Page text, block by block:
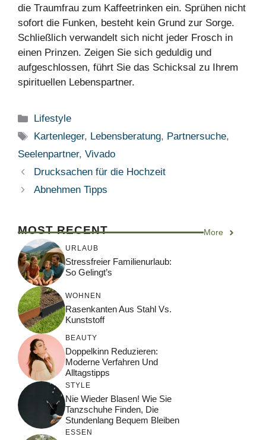
die Traumfrau zum Kaffeetrinken ein. Sprühen nicht
sofort die Funken, besteht kein Grund zur Sorge.
Schließlich verwandelt sich nicht jeder Frosch in
einen Prinzen. Zeigen Sie sich geduldig und
aufgeschlossen, führt Sie das Schicksal zu Ihrem
spirituellen Lebenspartner.
Kategorien
Lifestyle
Schlagwörter
Kartenleger, Lebensberatung, Partnersuche,
Seelenpartner, Vivado
Drucksachen für die Hochzeit
Abnehmen Tipps
MOST RECENT More
URLAUB
Stressfreier Familienurlaub:
So Gelingt’s
WOHNEN
Rasenkanten Aus Stahl Vs.
Kunststoff
BEAUTY
Doppelkinn Reduzieren:
Moderne Verfahren Und
Alltagstipps
STYLE
Nie Wieder Blasen! Wie Sie
Tanzschuhe Finden, Die
Stundenlang Bequem Bleiben
ESSEN